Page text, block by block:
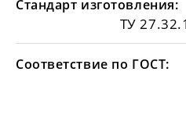
Стандарт изготовления:
ТУ
Соответствие по ГОСТ: